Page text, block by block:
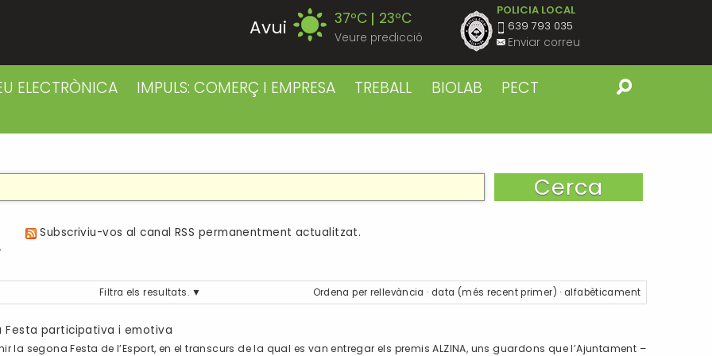
Avui 37ºC 23ºC
Veure predicció
Divendres 39ºC 23ºC
Diumenge
41ºC 22ºC
POLICIA LOCAL
639 793 035
Enviar correu
ELECTRÒNICA IMPULS: COMERÇ I EMPRESA TREBALL BIOLAB
PECT
Subscriviu-vos al canal RSS permanentment actualitzat.
Filtra els resultats. Ordena per rellevància · data (més recent primer) · alfabèticament
Festa participativa i emotiva
la segona Festa de l’Esport, en el transcurs de la qual es van entregar els premis ALZINA, uns guardons que l’Ajuntament –